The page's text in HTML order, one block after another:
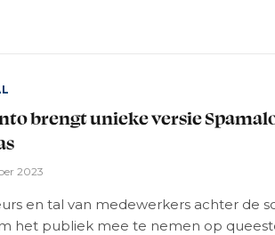
brengt unieke versie
2023
en tal van medewerkers achter de
het publiek mee te nemen op